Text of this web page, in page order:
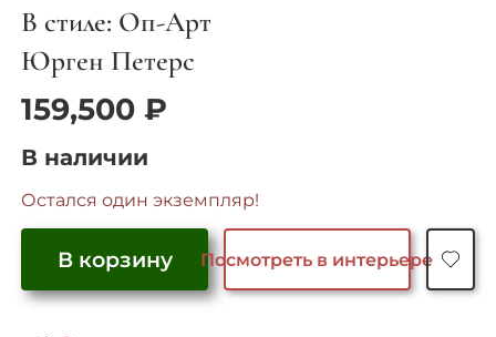
В стиле: Оп-Арт
Юрген Петерс
159,500₽
В наличии
Остался один экземпляр!
Количество
В корзину Посмотреть в интерьере